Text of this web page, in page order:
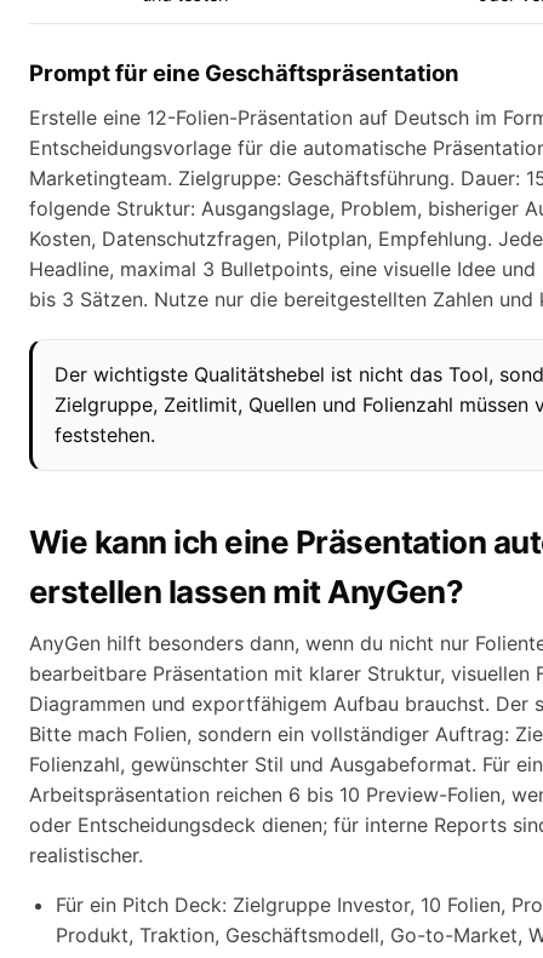
Prompt für eine Geschäftspräsentation
Erstelle eine 12-Folien-Präsentation auf Deutsch im
Entscheidungsvorlage für die automatische
Marketingteam. Zielgruppe: Geschäftsführung. Dauer:
folgende Struktur: Ausgangslage, Problem, bisheriger
Kosten, Datenschutzfragen, Pilotplan, Empfehlung.
Headline, maximal 3 Bulletpoints, eine visuelle Idee
bis 3 Sätzen. Nutze nur die bereitgestellten Zahlen und
Der wichtigste Qualitätshebel ist nicht das Tool,
Zielgruppe, Zeitlimit, Quellen und Folienzahl müssen
feststehen.
Wie kann ich eine Präsentation
erstellen lassen mit AnyGen?
AnyGen hilft besonders dann, wenn du nicht nur
bearbeitbare Präsentation mit klarer Struktur, visuellen
Diagrammen und exportfähigem Aufbau brauchst. Der
Bitte mach Folien, sondern ein vollständiger Auftrag:
Folienzahl, gewünschter Stil und Ausgabeformat. Für
Arbeitspräsentation reichen 6 bis 10 Preview-Folien,
oder Entscheidungsdeck dienen; für interne Reports
realistischer.
Für ein Pitch Deck: Zielgruppe Investor, 10 Folien,
Produkt, Traktion, Geschäftsmodell, Go-to-Market,